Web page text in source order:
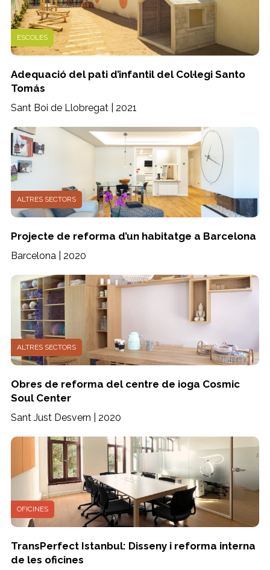
ESCOLES
Adequació del pati d’infantil del Col·legi Santo
Tomás
Sant Boi de Llobregat | 2021
ALTRES SECTORS
Projecte de reforma d’un habitatge a Barcelona
Barcelona | 2020
ALTRES SECTORS
Obres de reforma del centre de ioga Cosmic
Soul Center
Sant Just Desvern | 2020
OFICINES
TransPerfect Istanbul: Disseny i reforma interna
de les oficines